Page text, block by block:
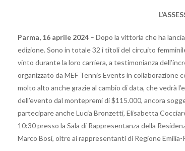
Parma, 16 aprile 2024 – Dopo la vittoria che ha
edizione. Sono in totale 32 i titoli del circuito
vinto durante la loro carriera, a testimonianza
organizzato da MEF Tennis Events in collaborazione
molto alto anche grazie al cambio di data, che vedrà
dell’evento dal montepremi di $115.000, ancora
partecipare anche Lucia Bronzetti, Elisabetta
10:30 presso la Sala di Rappresentanza della
Marco Bosi, oltre ai rappresentanti di Regione Emilia-